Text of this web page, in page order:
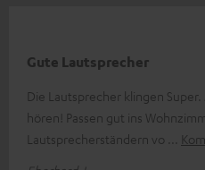
Gute Lautsprecher
Die Lautsprecher klingen
hören! Passen gut ins
Lautsprecherständern vo